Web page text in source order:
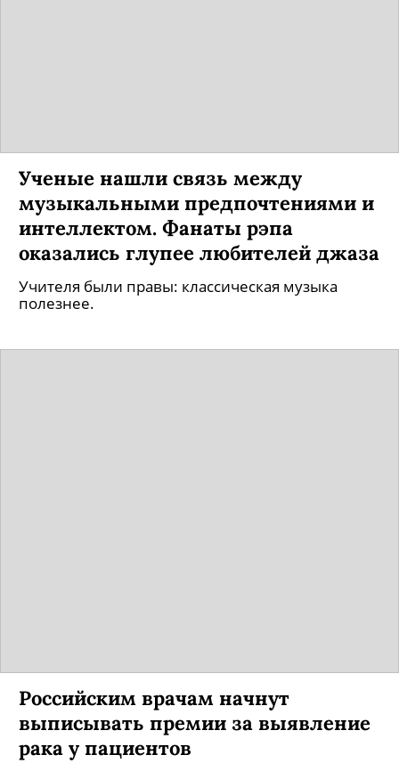
Ученые нашли связь между
музыкальными предпочтениями и
интеллектом. Фанаты рэпа
оказались глупее любителей джаза
Учителя были правы: классическая музыка
полезнее.
Российским врачам начнут
выписывать премии за выявление
рака у пациентов